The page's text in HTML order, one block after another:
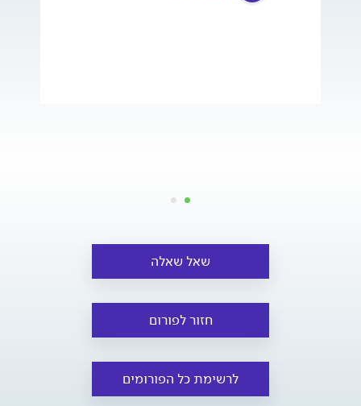
שאל שאלה
חזור לפורום
לרשימת כל הפורומים